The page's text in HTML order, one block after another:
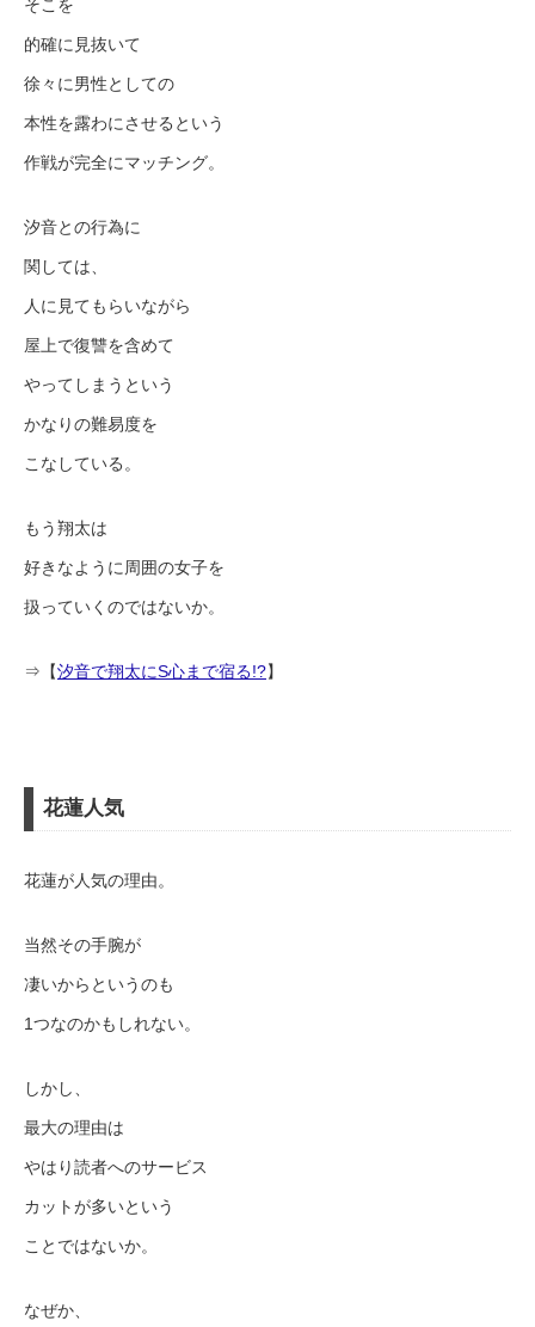
そこを
的確に見抜いて
徐々に男性としての
本性を露わにさせるという
作戦が完全にマッチング。
汐音との行為に
関しては、
人に見てもらいながら
屋上で復讐を含めて
やってしまうという
かなりの難易度を
こなしている。
もう翔太は
好きなように周囲の女子を
扱っていくのではないか。
⇒【汐音で翔太にS心まで宿る!?】
花蓮人気
花蓮が人気の理由。
当然その手腕が
凄いからというのも
1つなのかもしれない。
しかし、
最大の理由は
やはり読者へのサービス
カットが多いという
ことではないか。
なぜか、